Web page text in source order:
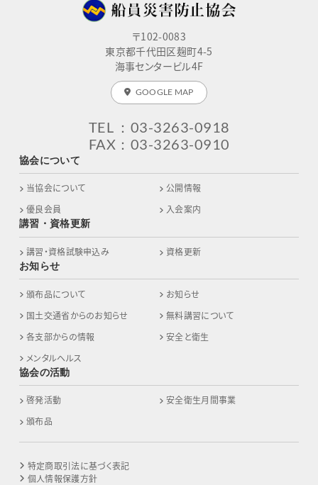
〒102-0083
東京都千代田区麹町4-5
海事センタービル4F
GOOGLE MAP
TEL ：03-3263-0918
FAX ：03-3263-0910
協会について
当協会について
公開情報
優良会員
入会案内
講習・資格更新
講習・資格試験申込み
資格更新
お知らせ
頒布品について
お知らせ
国土交通省からのお知らせ
無料講習について
各支部からの情報
安全と衛生
メンタルヘルス
協会の活動
啓発活動
安全衛生月間事業
頒布品
特定商取引法に基づく表記
個人情報保護方針